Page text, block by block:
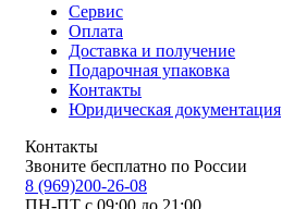
Сервис
Оплата
Доставка и получение
Подарочная упаковка
Контакты
Юридическая документация
Контакты
Звоните бесплатно по России
8 (969)200-26-08
ПН-ПТ с 09:00 до 21:00